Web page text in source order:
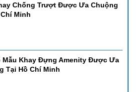
Chống Trượt Được Ưa Chuộng
Minh
Mẫu Khay Đựng Amenity Được Ưa
Tại Hồ Chí Minh